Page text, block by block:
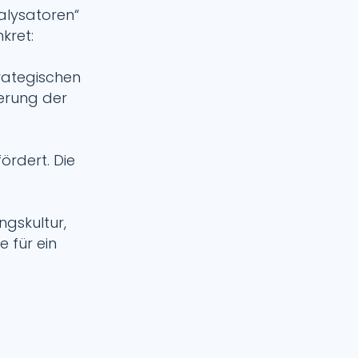
der
Die
für ein